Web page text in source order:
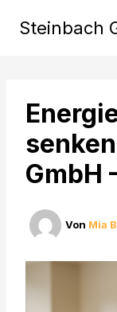
InhaltSteinbach
GmbH
Von Mia